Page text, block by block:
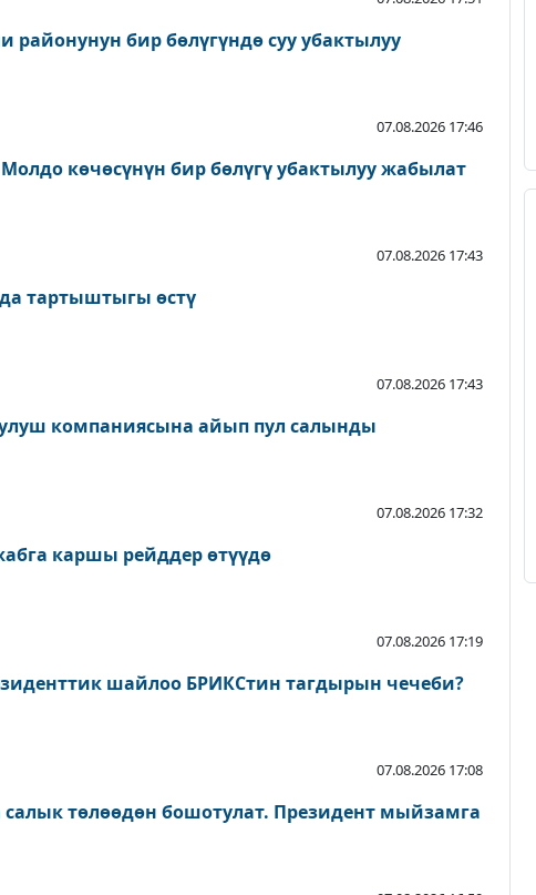
районунун бир бөлүгүндө суу убактылуу
07.08.2026 17:46
көчөсүнүн бир бөлүгү убактылуу жабылат
07.08.2026 17:43
тартыштыгы өстү
07.08.2026 17:43
компаниясына айып пул салынды
07.08.2026 17:32
каршы рейддер өтүүдө
07.08.2026 17:19
шайлоо БРИКСтин тагдырын чечеби?
07.08.2026 17:08
салык төлөөдөн бошотулат. Президент мыйзамга